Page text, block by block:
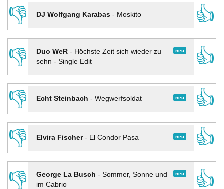
👎
DJ Wolfgang Karabas- Moskito
👍
👎
neu
Duo WeR- Höchste Zeit sich wieder zu
sehn - Single Edit
👍
👎
neu
Echt Steinbach - Wegwerfsoldat
👍
👎
neu
Elvira Fischer- El Condor Pasa
👍
👎
neu
George La Busch - Sommer, Sonne und
im Cabrio
👍